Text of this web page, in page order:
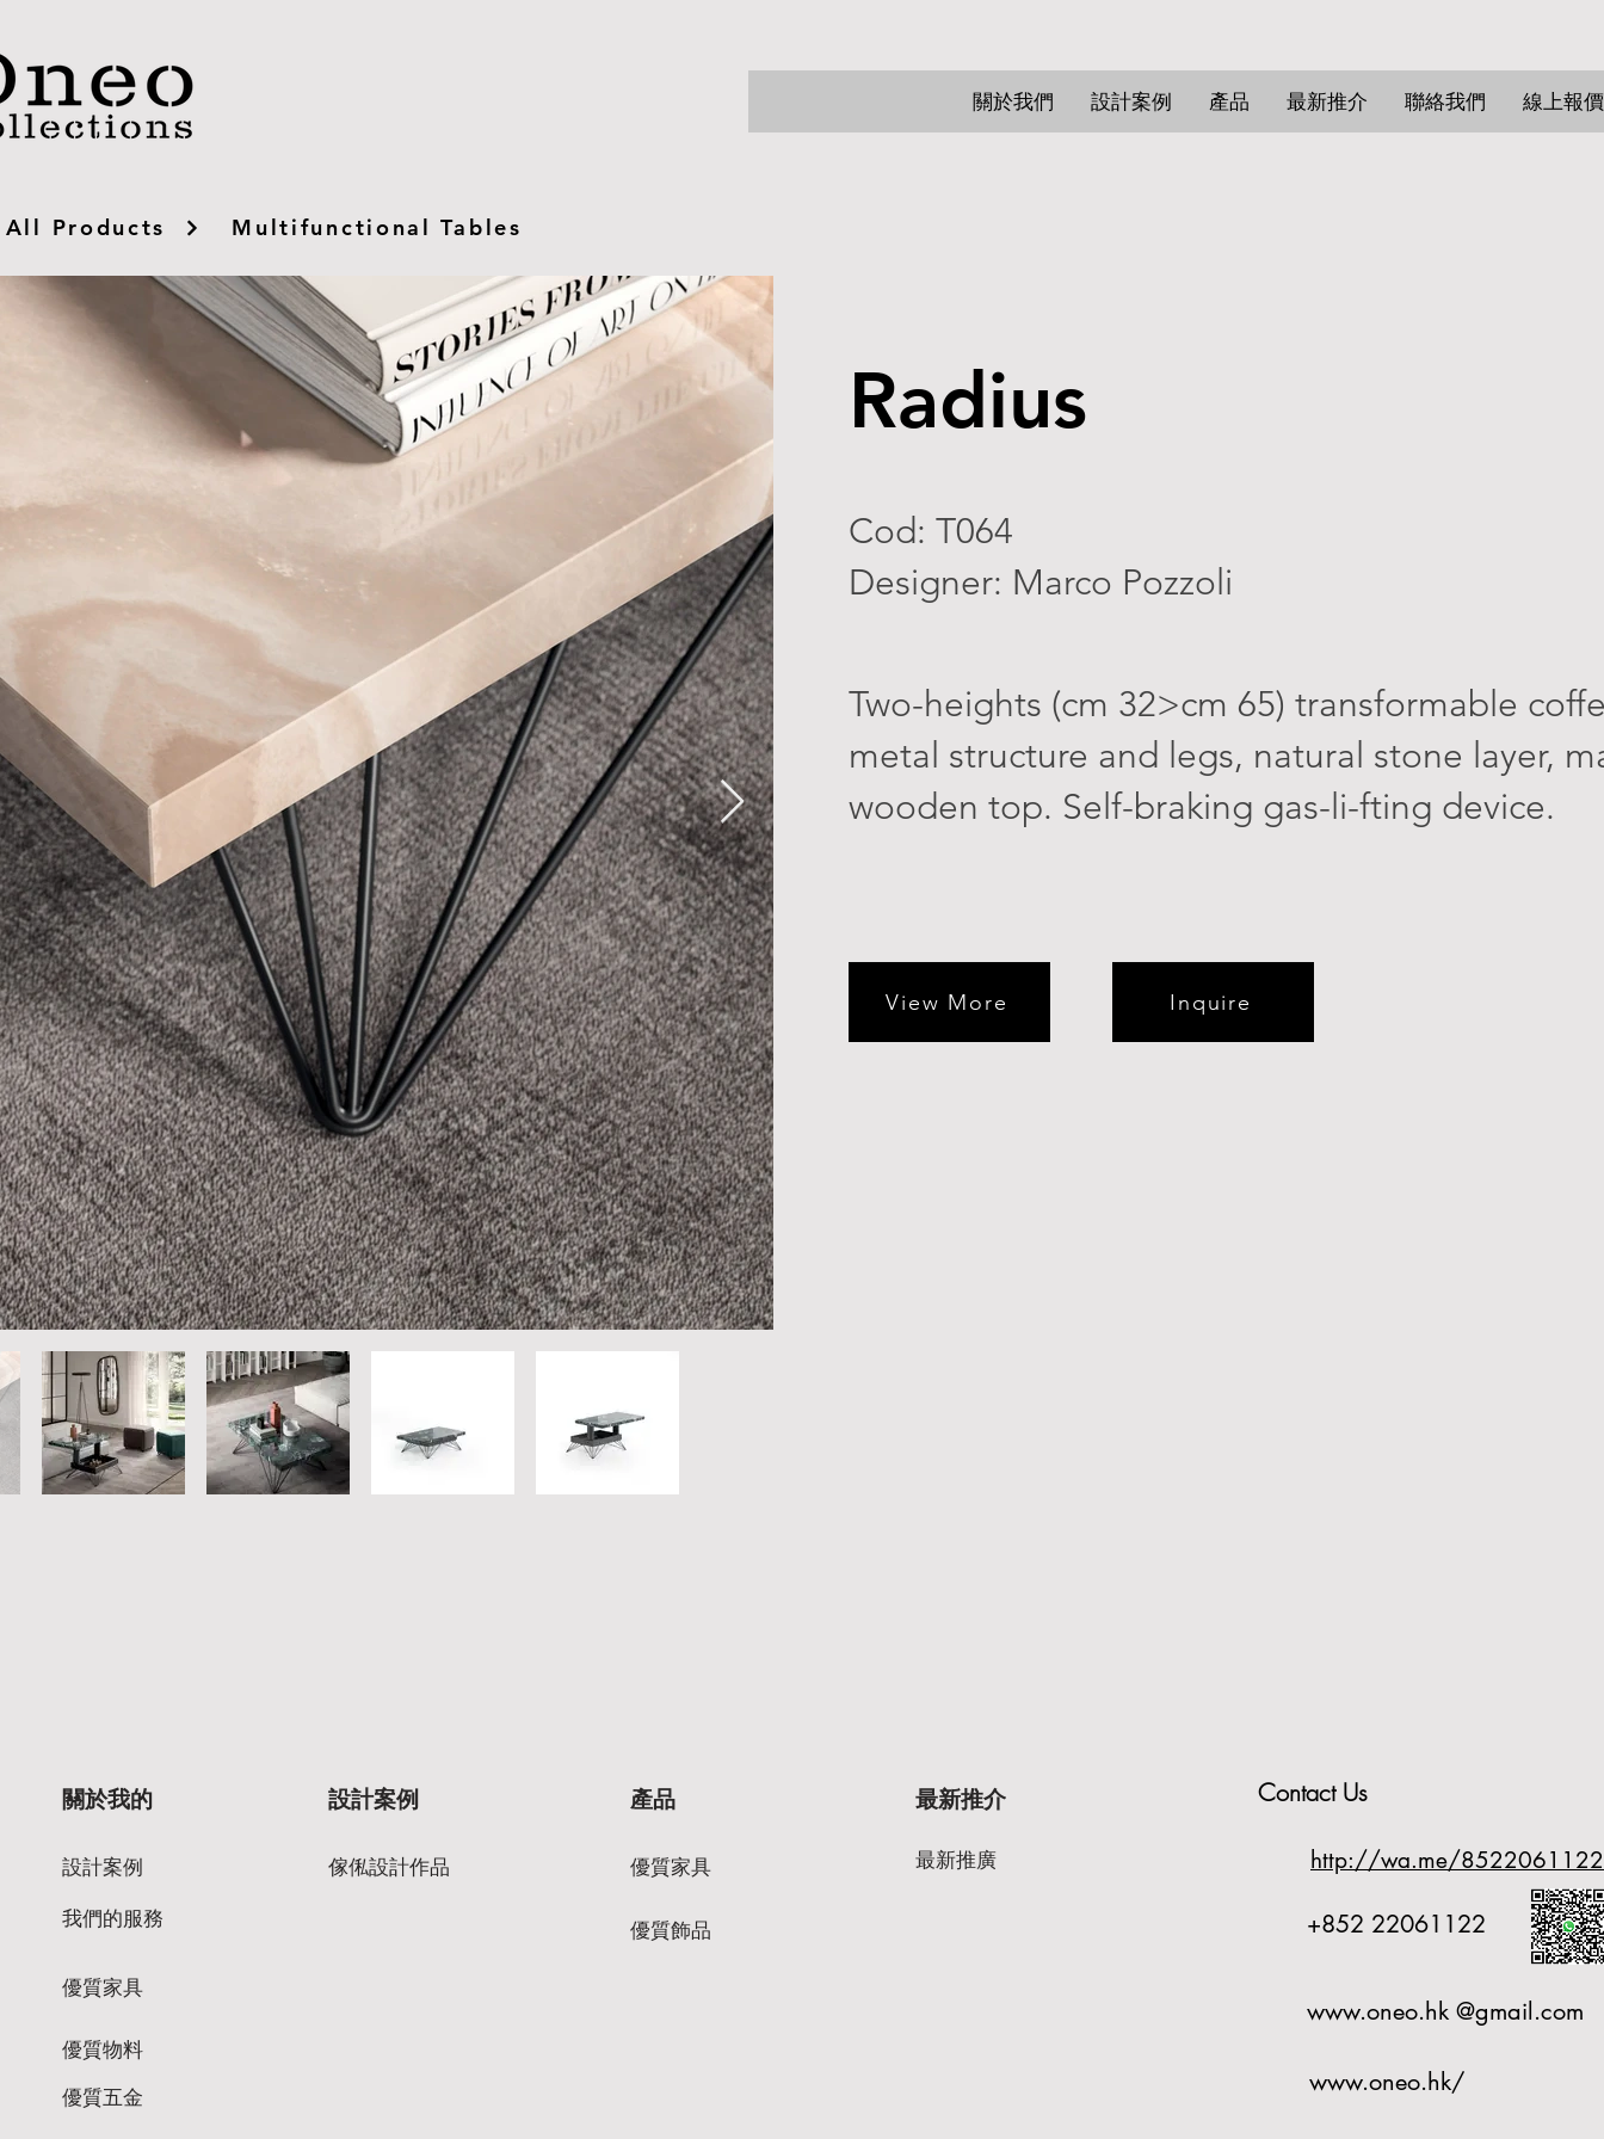
關於我們 設計案例 產品 最新推介 聯絡我們 線上報價
All Products Multifunctional Tables
Radius
Cod: T064
Designer: Marco Pozzoli
Two-heights (cm 32>cm 65) transformable
metal structure and legs, natural stone layer,
wooden top. Self-braking gas-li-fting device.
View More Inquire
關於我的
設計案例
設計案例
傢俬設計作品
我們的服務
產品
優質家具
最新推介
最新推廣
優質飾品
優質家具
優質物料
優質五金
Contact Us
http://wa.me/8522061122
+852 22061122
www.oneo.hk @gmail.com
www.oneo.hk/